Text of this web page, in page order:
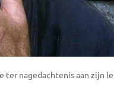
nagedachtenis aan zijn